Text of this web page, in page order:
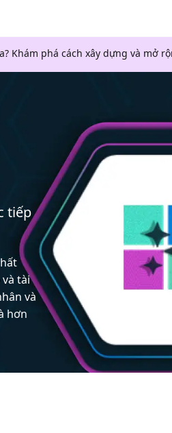
Khám phá cách xây dựng và mở
tiếp
tài
và
hơn